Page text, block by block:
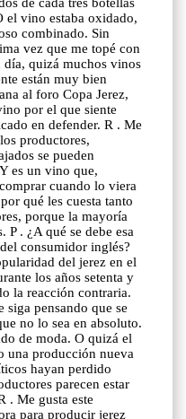
el vino estaba oxidado,
combinado. Sin
vez que me topé con
día, quizá muchos vinos
están muy bien
al foro Copa Jerez,
por el que siente
en defender. R . Me
productores,
se pueden
es un vino que,
cuando lo viera
qué les cuesta tanto
porque la mayoría
. ¿A qué se debe esa
consumidor inglés?
del jerez en el
los años setenta y
la reacción contraria.
siga pensando que se
no lo sea en absoluto.
de moda. O quizá el
una producción nueva
hayan perdido
parecen estar
. Me gusta este
para producir jerez